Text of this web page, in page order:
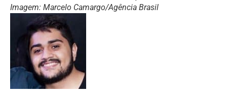
Imagem: Marcelo Camargo/Agência Brasil